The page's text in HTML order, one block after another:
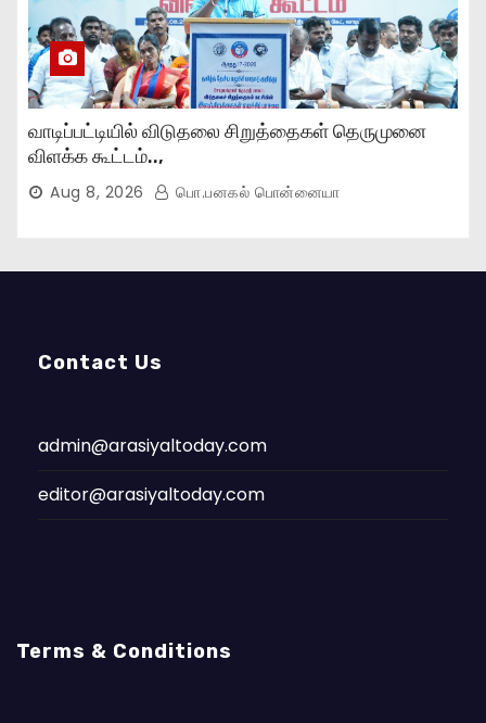
வாடிப்பட்டியில் விடுதலை சிறுத்தைகள் தெருமுனை
விளக்க கூட்டம்..,
Aug 8, 2026 பொ.பனகல் பொன்னையா
Contact Us
admin@arasiyaltoday.com
editor@arasiyaltoday.com
Terms & Conditions